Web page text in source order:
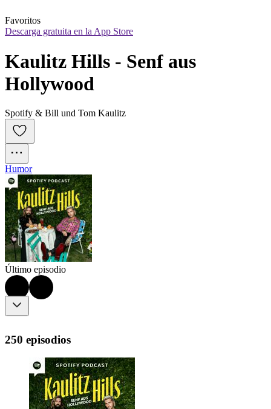
Favoritos
Descarga gratuita en la App Store
Kaulitz Hills - Senf aus
Hollywood
Spotify & Bill und Tom Kaulitz
Humor
Último episodio
250 episodios